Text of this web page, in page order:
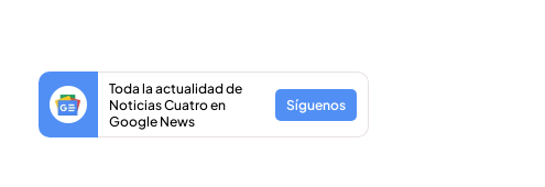
Toda la actualidad de
Noticias Cuatro en
Google News
Síguenos